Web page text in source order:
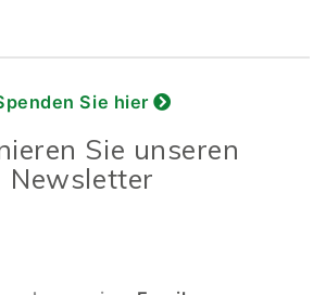
Sie hier
Sie unseren
Newsletter